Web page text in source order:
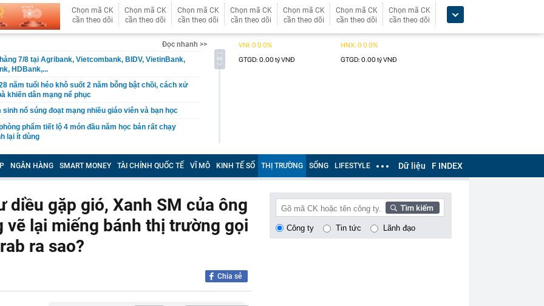
Chọn mã CK
cần theo dõi
Chọn mã CK
cần theo dõi
Chọn mã CK
cần theo dõi
Chọn mã CK
cần theo dõi
Chọn mã CK
cần theo dõi
Chọn mã CK
cần theo dõi
Chọn mã CK
cần theo dõi
Đọc nhanh >>
7/8 tại Agribank, Vietcombank, BIDV, VietinBank,
HDBank,...
năm tuổi héo khô suốt 2 năm bỗng bật chồi, cách xử
khiến dân mạng nể phục
sinh nổ súng đoạt mạng nhiều giáo viên và bạn học
phẩm tiết lộ 4 món đầu năm học bán rất chạy
lại ít dùng
hàng chưa từng được sử dụng bất ngờ có số dư 100
Nội hay bán hết trước giờ trưa?
cọc tiền tổng giá trị 80.000.000 đồng bị bỏ lại ở địa
trị giá hơn 262 tỷ đồng khi đi dạo trên khu đất của
thị khiến bạn mua nhiều hơn
NGÂN HÀNG SMART MONEY TÀI CHÍNH QUỐC TẾ VĨ MÔ KINH TẾ SỐ THỊ TRƯỜNG SỐNG LIFESTYLE Dữ liệu F INDEX
diều gặp gió, Xanh SM của ông
vẽ lại miếng bánh thị trường gọi
ra sao?
Chia sẻ
Công ty Tin tức Lãnh đạo